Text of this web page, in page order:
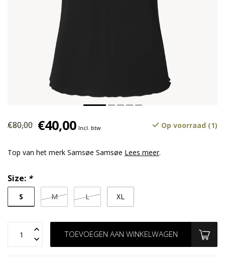
€80,00 €40,00 Incl. btw Op voorraad (1)
Top van het merk Samsøe Samsøe Lees meer.
Size: *
S M L XL
TOEVOEGEN AAN WINKELWAGEN